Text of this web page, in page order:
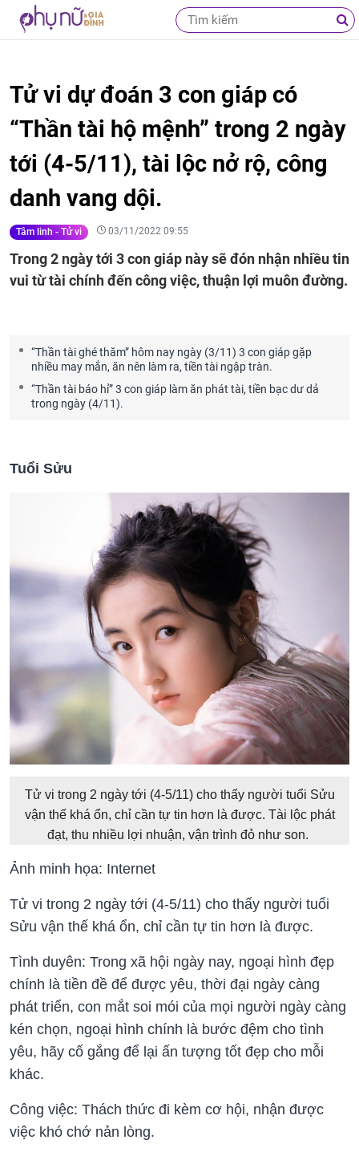
Tử vi dự đoán 3 con giáp có
“Thần tài hộ mệnh” trong 2 ngày
tới (4-5/11), tài lộc nở rộ, công
danh vang dội.
Tâm linh - Tử vi 03/11/2022 09:55
Trong 2 ngày tới 3 con giáp này sẽ đón nhận nhiều tin
vui từ tài chính đến công việc, thuận lợi muôn đường.
“Thần tài ghé thăm” hôm nay ngày (3/11) 3 con giáp gặp
nhiều may mắn, ăn nên làm ra, tiền tài ngập tràn.
“Thần tài báo hỉ” 3 con giáp làm ăn phát tài, tiền bạc dư dả
trong ngày (4/11).
Tuổi Sửu
Tử vi trong 2 ngày tới (4-5/11) cho thấy người tuổi Sửu
vận thế khá ổn, chỉ cần tự tin hơn là được. Tài lộc phát
đạt, thu nhiều lợi nhuận, vận trình đỏ như son.
Ảnh minh họa: Internet
Tử vi trong 2 ngày tới (4-5/11) cho thấy người tuổi
Sửu vận thế khá ổn, chỉ cần tự tin hơn là được.
Tình duyên: Trong xã hội ngày nay, ngoại hình đẹp
chính là tiền đề để được yêu, thời đại ngày càng
phát triển, con mắt soi mói của mọi người ngày càng
kén chọn, ngoại hình chính là bước đệm cho tình
yêu, hãy cố gắng để lại ấn tượng tốt đẹp cho mỗi
khác.
Công việc: Thách thức đi kèm cơ hội, nhận được
việc khó chớ nản lòng.